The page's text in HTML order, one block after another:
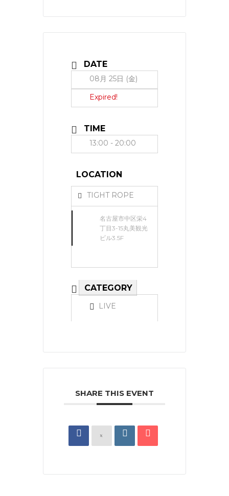
DATE
08月 25日 (金)
Expired!
TIME
13:00 - 20:00
LOCATION
TIGHT ROPE
名古屋市中区栄4
丁目3-15丸美観光
ビル3.5F
CATEGORY
LIVE
SHARE THIS EVENT